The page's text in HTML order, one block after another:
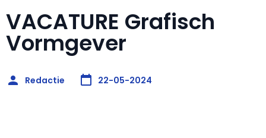
VACATURE Grafisch
Vormgever
Redactie 22-05-2024